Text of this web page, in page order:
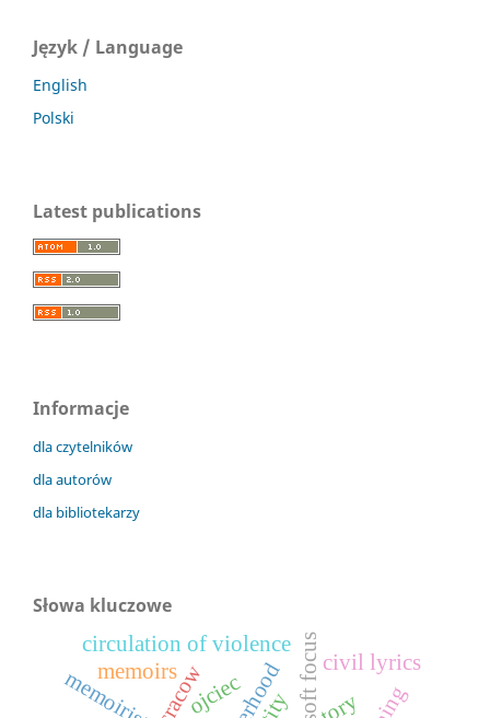
Język / Language
English
Polski
Latest publications
Informacje
dla czytelników
dla autorów
dla bibliotekarzy
Słowa kluczowe
circulation of violence
memoirs
memoirist soft focus
ojciec
civil lyrics
tory